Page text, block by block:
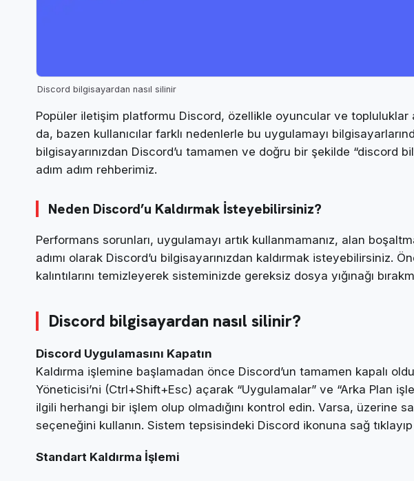
Discord bilgisayardan nasıl silinir
Popüler iletişim platformu Discord, özellikle oyuncular ve topluluklar
da, bazen kullanıcılar farklı nedenlerle bu uygulamayı
bilgisayarınızdan Discord’u tamamen ve doğru bir şekilde “discord
adım adım rehberimiz.
Neden Discord’u Kaldırmak İsteyebilirsiniz?
Performans sorunları, uygulamayı artık kullanmamanız, alan
adımı olarak Discord’u bilgisayarınızdan kaldırmak isteyebilirsiniz.
kalıntılarını temizleyerek sisteminizde gereksiz dosya yığınağı
Discord bilgisayardan nasıl silinir?
Discord Uygulamasını Kapatın
Kaldırma işlemine başlamadan önce Discord’un tamamen kapalı
Yöneticisi’ni (Ctrl+Shift+Esc) açarak “Uygulamalar” ve “Arka Plan
ilgili herhangi bir işlem olup olmadığını kontrol edin. Varsa, üzerine
seçeneğini kullanın. Sistem tepsisindeki Discord ikonuna sağ tıklayıp
Standart Kaldırma İşlemi